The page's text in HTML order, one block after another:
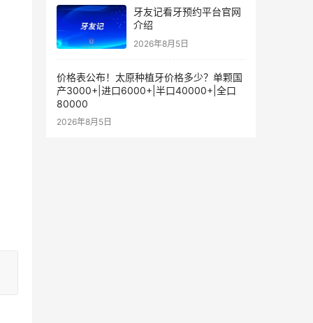
牙友记看牙预约平台官网
介绍
2026年8月5日
价格表公布！太原种植牙价格多少？单颗国
产3000+|进口6000+|半口40000+|全口
80000
2026年8月5日